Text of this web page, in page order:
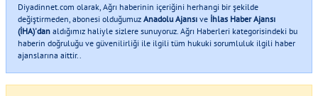
Diyadinnet.com olarak, Ağrı haberinin içeriğini herhangi bir şekilde
değiştirmeden, abonesi olduğumuz Anadolu Ajansı ve İhlas Haber Ajansı
(İHA)'dan aldığımız haliyle sizlere sunuyoruz. Ağrı Haberleri kategorisindeki bu
haberin doğruluğu ve güvenilirliği ile ilgili tüm hukuki sorumluluk ilgili haber
ajanslarına aittir..